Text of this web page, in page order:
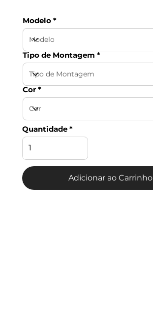
Modelo
Tipo de Montagem
Cor
Quantidade
Adicionar ao Carrinho